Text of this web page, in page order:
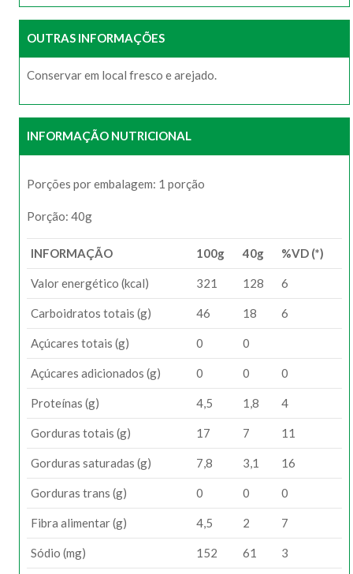
OUTRAS INFORMAÇÕES
Conservar em local fresco e arejado.
INFORMAÇÃO NUTRICIONAL
Porções por embalagem: 1 porção
Porção: 40g
INFORMAÇÃO 100g 40g %VD (*)
Valor energético (kcal) 321 128 6
Carboidratos totais (g) 46 18 6
Açúcares totais (g) 0 0
Açúcares adicionados (g) 0 0 0
Proteínas (g) 4,5 1,8 4
Gorduras totais (g) 17 7 11
Gorduras saturadas (g) 7,8 3,1 16
Gorduras trans (g) 0 0 0
Fibra alimentar (g) 4,5 2 7
Sódio (mg) 152 61 3